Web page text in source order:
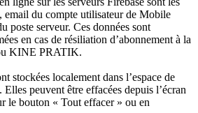
email du compte utilisateur de Mobile
poste serveur. Ces données sont
en cas de résiliation d’abonnement à la
KINE PRATIK.
stockées localement dans l’espace de
peuvent être effacées depuis l’écran
le bouton « Tout effacer » ou en